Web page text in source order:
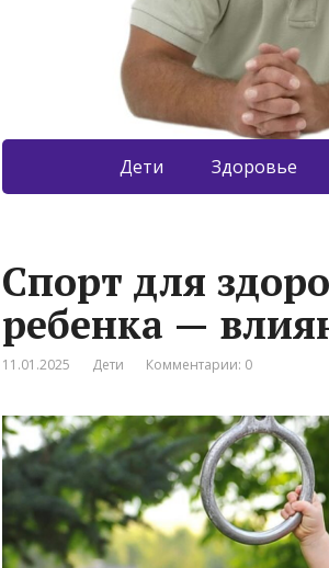
Дети Здоровье
Спорт для
ребенка —
11.01.2025 Дети Комментарии: 0